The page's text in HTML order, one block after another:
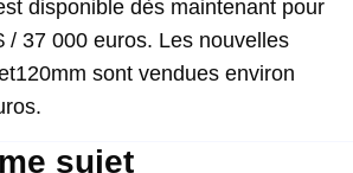
disponible dès maintenant pour
/ 37 000 euros. Les nouvelles
sont vendues environ
sujet